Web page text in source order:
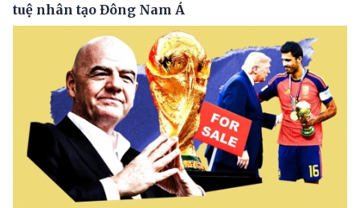
tuệ nhân tạo Đông Nam Á